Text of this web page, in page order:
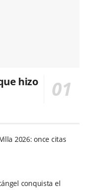
hizo
2026: once citas
conquista el